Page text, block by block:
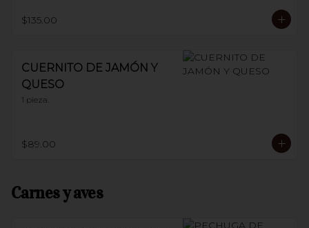
$135.00
CUERNITO DE JAMÓN Y
QUESO
1 pieza.
$89.00
Carnes y aves